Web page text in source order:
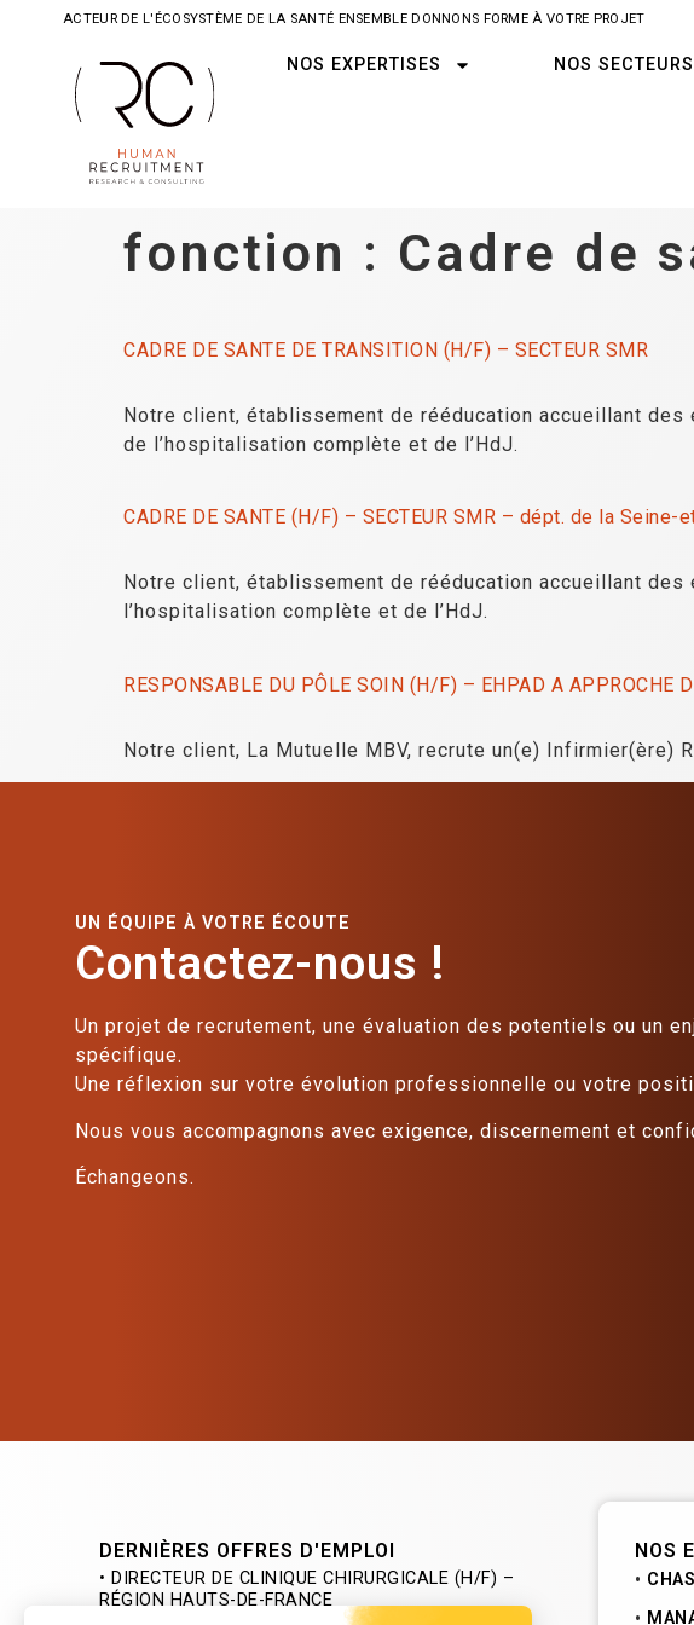
ACTEUR DE L'ÉCOSYSTÈME DE LA SANTÉ ENSEMBLE DONNONS FORME À VOTRE PROJET
NOS EXPERTISES NOS SECTEURS
fonction : Cadre de
CADRE DE SANTE DE TRANSITION (H/F) – SECTEUR SMR
Notre client, établissement de rééducation accueillant
de l’hospitalisation complète et de l’HdJ.
CADRE DE SANTE (H/F) – SECTEUR SMR – dépt. de la Seine-
Notre client, établissement de rééducation accueillant
l’hospitalisation complète et de l’HdJ.
RESPONSABLE DU PÔLE SOIN (H/F) – EHPAD A APPROCHE
Notre client, La Mutuelle MBV, recrute un(e) Infirmier(ère)
UN ÉQUIPE À VOTRE ÉCOUTE
Contactez-nous !
Un projet de recrutement, une évaluation des potentiels ou un
spécifique.
Une réflexion sur votre évolution professionnelle ou votre
Nous vous accompagnons avec exigence, discernement et
Échangeons.
DERNIÈRES OFFRES D'EMPLOI
• DIRECTEUR DE CLINIQUE CHIRURGICALE (H/F) –
RÉGION HAUTS-DE-FRANCE
NOS